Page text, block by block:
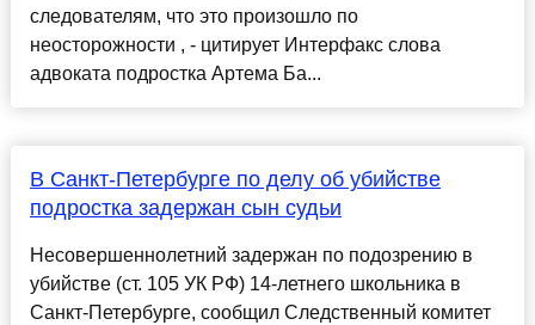
следователям, что это произошло по
неосторожности , - цитирует Интерфакс слова
адвоката подростка Артема Ба...
В Санкт-Петербурге по делу об убийстве
подростка задержан сын судьи
Несовершеннолетний задержан по подозрению в
убийстве (ст. 105 УК РФ) 14-летнего школьника в
Санкт-Петербурге, сообщил Следственный комитет